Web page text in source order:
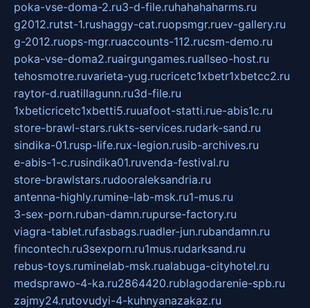
poka-vse-doma-2.ru3-d-file.ruhahahaharms.ru
g2012.rutst-1.rushaggy-cat.ruopsmgr.ruev-gallery.ru
g-2012.ruops-mgr.ruaccounts-112.rucsm-demo.ru
poka-vse-doma2.ruairgungames.ruallseo-host.ru
tehosmotre.ruvarieta-yug.rucricetc1xbetr1xbetcc2.ru
raytor-d.ruatillagunn.ru3d-file.ru
1xbeticricetc1xbetti5.ruuafoot-statti.rue-abis1c.ru
store-brawl-stars.rukts-services.rudark-sand.ru
sindika-01.rusp-life.rux-legion.rusib-archives.ru
e-abis-1-c.rusindika01.ruvenda-festival.ru
store-brawlstars.rudooraleksandria.ru
antenna-highly.rumine-lab-msk.ru1-mus.ru
3-sex-porn.ruban-damn.rupurse-factory.ru
viagra-tablet.rufasbags.ruadler-jun.rubandamn.ru
fincontech.ru3sexporn.ru1mus.rudarksand.ru
rebus-toys.ruminelab-msk.rualabuga-cityhotel.ru
medsprawo-4-ka.ru2864420.rublagodarenie-spb.ru
zajmy24.rutovudyi-4-kuhnyanazakaz.ru